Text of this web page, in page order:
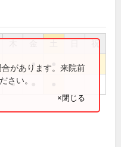
祝
●
●
があります。来院前
さい。
×閉じる